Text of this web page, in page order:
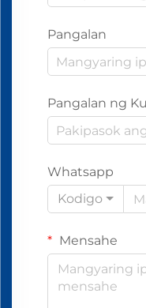
Pangalan
Pangalan ng
Whatsapp
Kodigo
Mensahe